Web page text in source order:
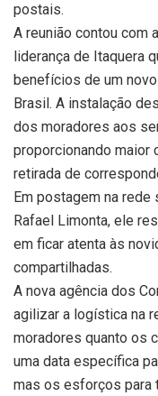
postais.
A reunião contou com
liderança de Itaquera
benefícios de um
Brasil. A instalação
dos moradores aos
proporcionando maior
retirada de
Em postagem na
Rafael Limonta, ele
em ficar atenta às
compartilhadas.
A nova agência dos
agilizar a logística na
moradores quanto os
uma data específica
mas os esforços para